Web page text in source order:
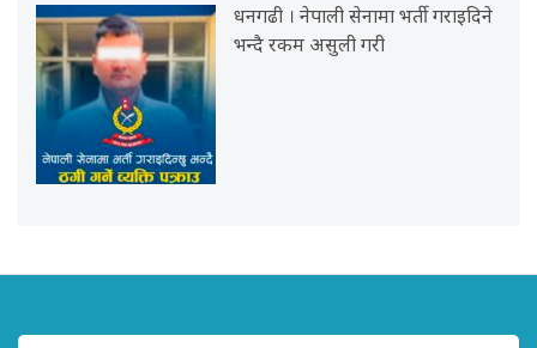
धनगढी । नेपाली सेनामा भर्ती गराइदिने
भन्दै रकम असुली गरी